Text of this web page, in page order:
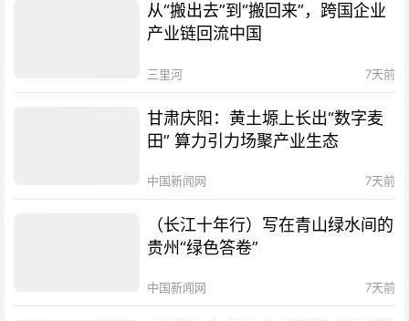
从“搬出去”到“搬回来”，跨国企业
产业链回流中国
三里河 7天前
甘肃庆阳：黄土塬上长出“数字麦
田” 算力引力场聚产业生态
中国新闻网 7天前
（长江十年行）写在青山绿水间的
贵州“绿色答卷”
中国新闻网 7天前